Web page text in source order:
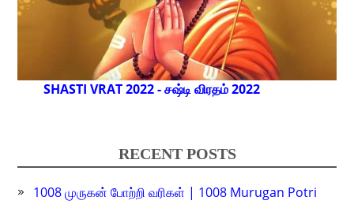
SHASTI VRAT 2022 - சஷ்டி விரதம் 2022
RECENT POSTS
1008 முருகன் போற்றி வரிகள் | 1008 Murugan Potri